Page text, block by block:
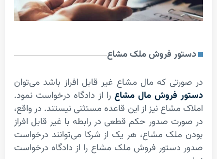
فروش ملک مشاع
که مال مشاع غیر قابل افراز باشد می‌توان
فروش مال مشاع را از دادگاه درخواست نمود.
نیز از این قاعده مستثنی نیستند. در واقع،
صدور حکم قطعی در رابطه با غیر قابل افراز
مشاع، هر یک از شرکا می‌توانند درخواست
فروش ملک مشاع را از دادگاه درخواست